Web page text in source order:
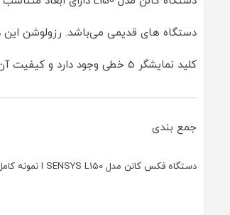
کلید نمایشگر 5 خطی وجود دارد و کیفیت آن ‏LCD‏ می‌باشد. کارایی این دستگاه در حد خودش بسیار مناسب بوده و ‏حتی می‌توانید آن را به یک گوشی مجزا مجهز نمایید.‏
جمع بندی
دستگاه فکس کانن مدل ‏I SENSYS L150‎‏ نمونه کامل و پر کار یک دستگاه فکس با کیفیت ساخت بالا می‌باشد که برای مصارف ‏خانگی و مصارف شرکتی بسیار توصیه می‌شود.‏